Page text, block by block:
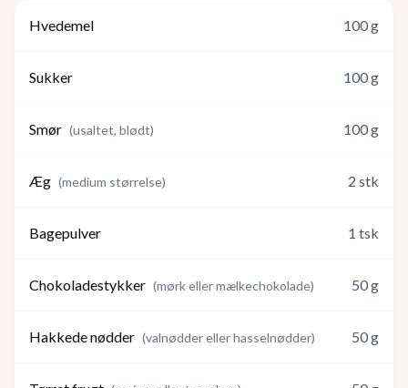
Hvedemel 100g
Sukker 100g
Smør (usaltet, blødt) 100g
Æg (medium størrelse) 2 stk
Bagepulver 1 tsk
Chokoladestykker (mørk eller mælkechokolade) 50g
Hakkede nødder (valnødder eller hasselnødder) 50g